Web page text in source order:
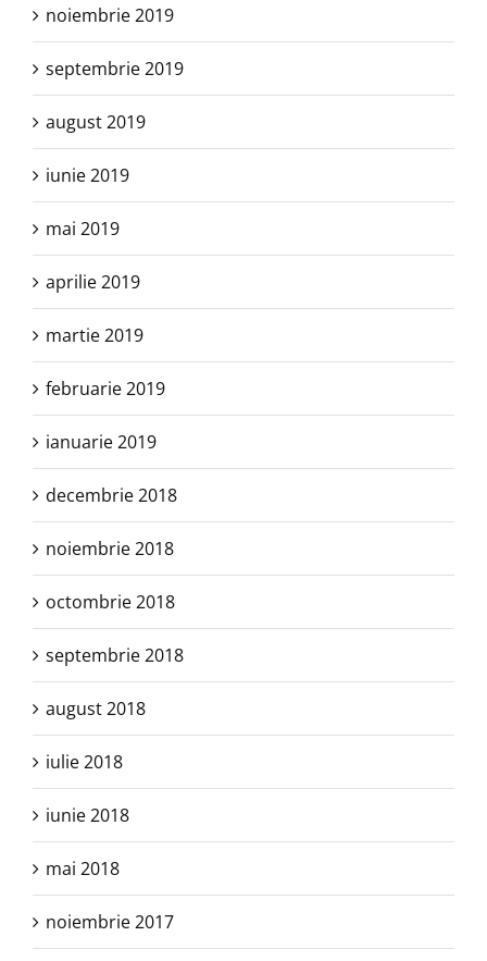
noiembrie 2019
septembrie 2019
august 2019
iunie 2019
mai 2019
aprilie 2019
martie 2019
februarie 2019
ianuarie 2019
decembrie 2018
noiembrie 2018
octombrie 2018
septembrie 2018
august 2018
iulie 2018
iunie 2018
mai 2018
noiembrie 2017